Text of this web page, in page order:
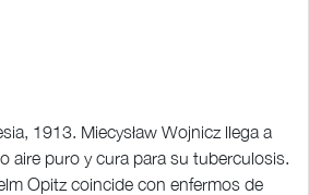
1913. Miecysław Wojnicz llega a
aire puro y cura para su tuberculosis.
Opitz coincide con enfermos de